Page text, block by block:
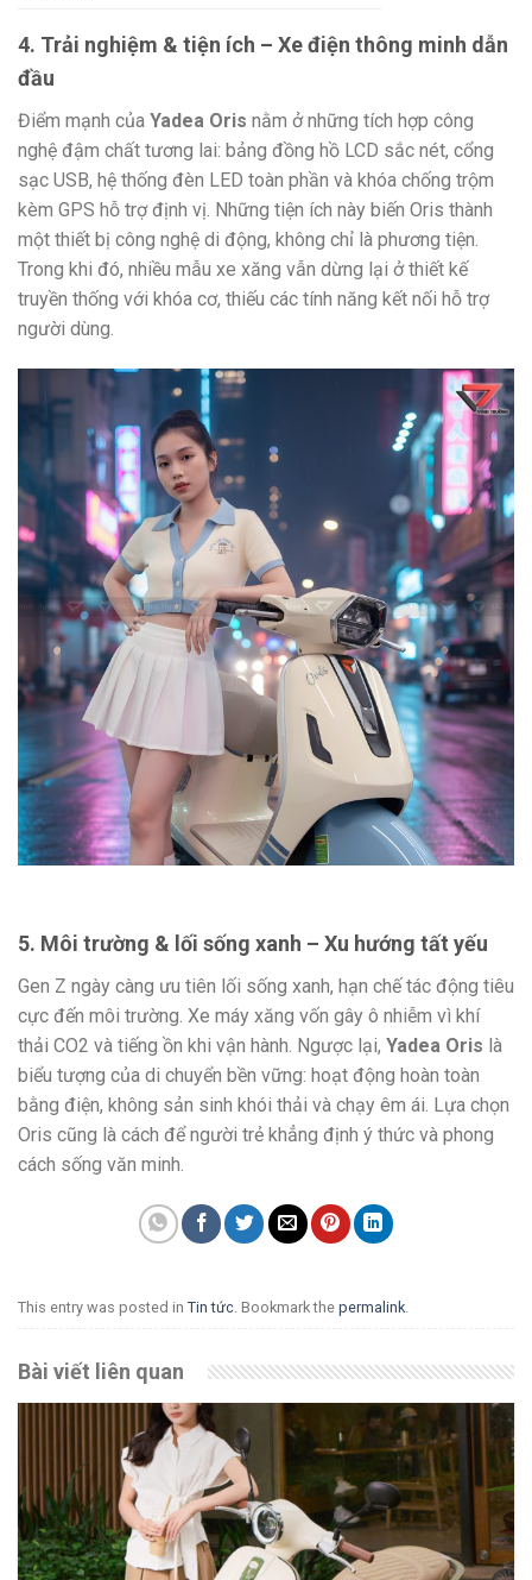
4. Trải nghiệm & tiện ích – Xe điện thông minh dẫn
đầu
Điểm mạnh của Yadea Oris nằm ở những tích hợp công
nghệ đậm chất tương lai: bảng đồng hồ LCD sắc nét, cổng
sạc USB, hệ thống đèn LED toàn phần và khóa chống trộm
kèm GPS hỗ trợ định vị. Những tiện ích này biến Oris thành
một thiết bị công nghệ di động, không chỉ là phương tiện.
Trong khi đó, nhiều mẫu xe xăng vẫn dừng lại ở thiết kế
truyền thống với khóa cơ, thiếu các tính năng kết nối hỗ trợ
người dùng.
5. Môi trường & lối sống xanh – Xu hướng tất yếu
Gen Z ngày càng ưu tiên lối sống xanh, hạn chế tác động tiêu
cực đến môi trường. Xe máy xăng vốn gây ô nhiễm vì khí
thải CO2 và tiếng ồn khi vận hành. Ngược lại, Yadea Oris là
biểu tượng của di chuyển bền vững: hoạt động hoàn toàn
bằng điện, không sản sinh khói thải và chạy êm ái. Lựa chọn
Oris cũng là cách để người trẻ khẳng định ý thức và phong
cách sống văn minh.
This entry was posted in Tin tức . Bookmark the permalink
Bài viết liên quan